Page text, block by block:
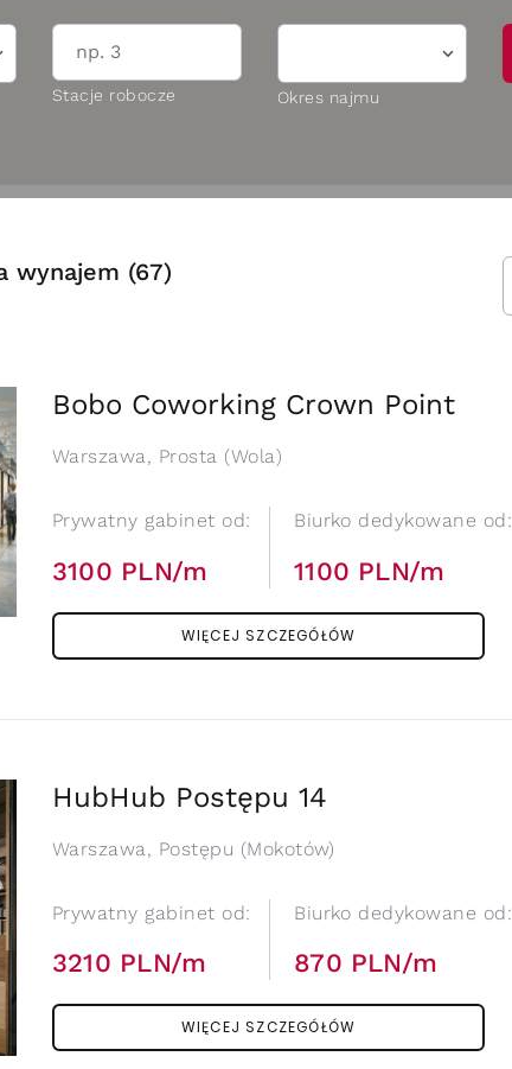
Stacje robocze Okres najmu
wynajem (67)
Bobo Coworking Crown Point
Warszawa, Prosta (Wola)
Prywatny gabinet od:
3100 PLN/m
Biurko dedykowane od:
1100 PLN/m
WIĘCEJ SZCZEGÓŁÓW
HubHub Postępu 14
Warszawa, Postępu (Mokotów)
Prywatny gabinet od:
3210 PLN/m
Biurko dedykowane od:
870 PLN/m
WIĘCEJ SZCZEGÓŁÓW